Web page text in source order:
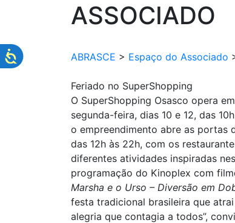
ASSOCIADO
ABRASCE > Espaço do Associado
Feriado no SuperShopping
O SuperShopping Osasco opera
segunda-feira, dias 10 e 12, das
o empreendimento abre as portas
das 12h às 22h, com os
diferentes atividades inspiradas
programação do Kinoplex com
Marsha e o Urso – Diversão em
festa tradicional brasileira que
alegria que contagia a todos”,